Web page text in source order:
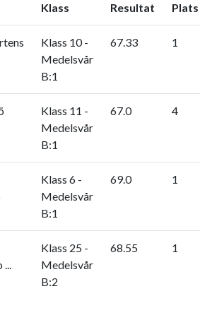
Klass Resultat Plats
Klass 10 -
Medelsvår
B:1
67.33 1
Klass 11 -
Medelsvår
B:1
67.0 4
Klass 6 -
Medelsvår
B:1
69.0 1
...
Klass 25 -
Medelsvår
B:2
68.55 1